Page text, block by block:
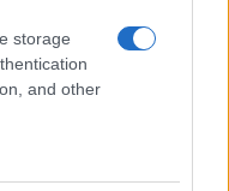
storage
and other